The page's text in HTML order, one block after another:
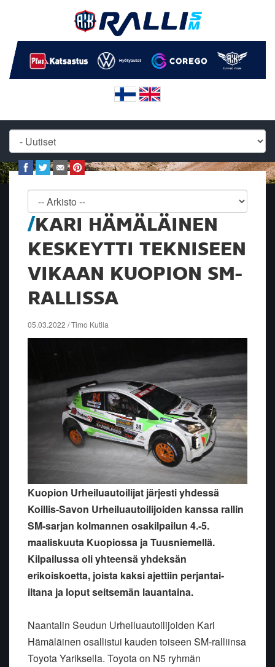
KARI HÄMÄLÄINEN
KESKEYTTI TEKNISEEN
VIKAAN KUOPION SM-
RALLISSA
05.03.2022 / Timo Kutila
Kuopion Urheiluautoilijat järjesti yhdessä
Koillis-Savon Urheiluautoilijoiden kanssa rallin
SM-sarjan kolmannen osakilpailun 4.-5.
maaliskuuta Kuopiossa ja Tuusniemellä.
Kilpailussa oli yhteensä yhdeksän
erikoiskoetta, joista kaksi ajettiin perjantai-
iltana ja loput seitsemän lauantaina.
Naantalin Seudun Urheiluautoilijoiden Kari
Hämäläinen osallistui kauden toiseen SM-ralliinsa
Toyota Yariksella. Toyota on N5 ryhmän